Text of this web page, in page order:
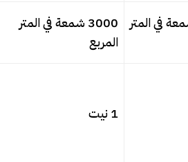
شمعة في المتر
3000 شمعة في المتر
المربع
1 نيت